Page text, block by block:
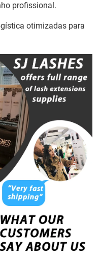
profissional.
otimizadas para